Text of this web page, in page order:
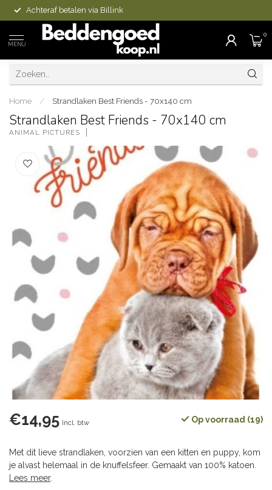
Achteraf betalen via Billink
MENU
0
Home / Strandlaken Best Friends - 70x140 cm
Strandlaken Best Friends - 70x140 cm
ANIMAL PICTURES
€14,95 Incl. btw Op voorraad (19)
Met dit lieve strandlaken, voorzien van een kitten en puppy, kom
je alvast helemaal in de knuffelsfeer. Gemaakt van 100% katoen.
Lees meer.